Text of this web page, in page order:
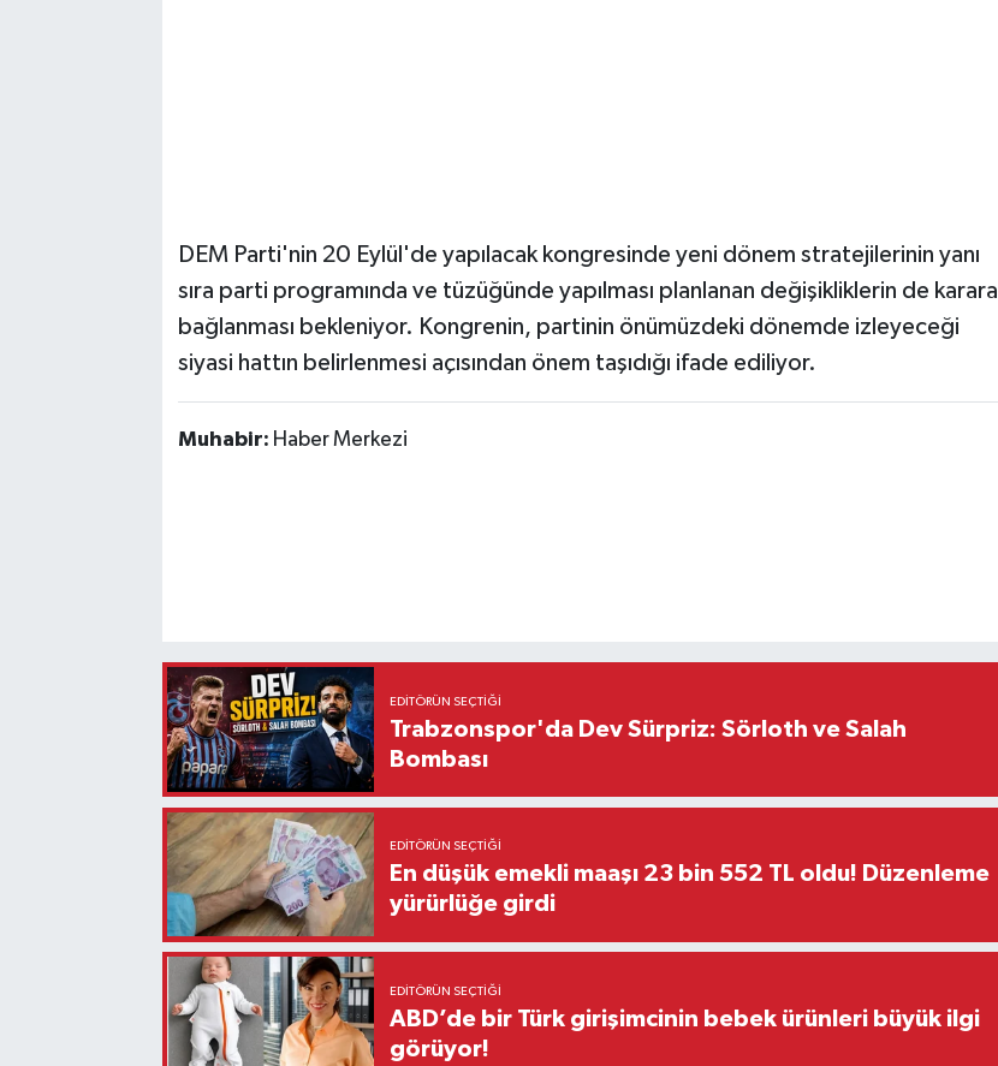
DEM Parti'nin 20 Eylül'de yapılacak kongresinde yeni dönem stratejilerinin yanı
sıra parti programında ve tüzüğünde yapılması planlanan değişikliklerin de karara
bağlanması bekleniyor. Kongrenin, partinin önümüzdeki dönemde izleyeceği
siyasi hattın belirlenmesi açısından önem taşıdığı ifade ediliyor.
Muhabir: Haber Merkezi
EDITÖRÜN SEÇTIĞI
Trabzonspor'da Dev Sürpriz: Sörloth ve Salah
Bombası
EDITÖRÜN SEÇTIĞI
En düşük emekli maaşı 23 bin 552 TL oldu! Düzenleme
yürürlüğe girdi
EDITÖRÜN SEÇTIĞI
ABD’de bir Türk girişimcinin bebek ürünleri büyük ilgi
görüyor!